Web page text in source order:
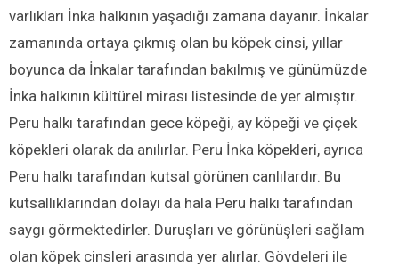
varlıkları İnka halkının yaşadığı zamana dayanır. İnkalar
zamanında ortaya çıkmış olan bu köpek cinsi, yıllar
boyunca da İnkalar tarafından bakılmış ve günümüzde
İnka halkının kültürel mirası listesinde de yer almıştır.
Peru halkı tarafından gece köpeği, ay köpeği ve çiçek
köpekleri olarak da anılırlar. Peru İnka köpekleri, ayrıca
Peru halkı tarafından kutsal görünen canlılardır. Bu
kutsallıklarından dolayı da hala Peru halkı tarafından
saygı görmektedirler. Duruşları ve görünüşleri sağlam
olan köpek cinsleri arasında yer alırlar. Gövdeleri ile